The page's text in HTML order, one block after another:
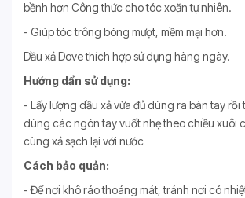
bềnh hơn Công thức cho tóc xoăn tự nhiên.
- Giúp tóc trông bóng mượt, mềm mại hơn.
Dầu xả Dove thích hợp sử dụng hàng ngày.
Hướng dẩn sử dụng:
- Lấy lượng dầu xả vừa đủ dùng ra bàn tay rồi
dùng các ngón tay vuốt nhẹ theo chiều xuôi
cùng xả sạch lại với nước
Cách bảo quản:
- Để nơi khô ráo thoáng mát, tránh nơi có